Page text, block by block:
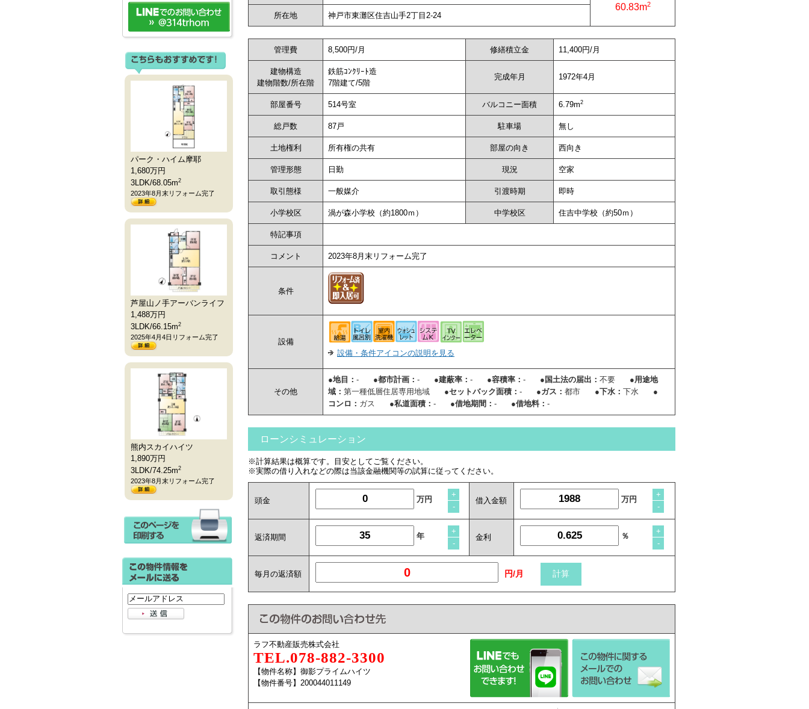
パーク・ハイム摩耶
1,680万円
3LDK/68.05m2
2023年8月末リフォーム完了
芦屋山ノ手アーバンライフ
1,488万円
3LDK/66.15m2
2025年4月4日リフォーム完了
熊内スカイハイツ
1,890万円
3LDK/74.25m2
2023年8月末リフォーム完了
60.83m2
所在地 神戸市東灘区住吉山手2丁目2-24
管理費 8,500円/月 修繕積立金 11,400円/月
建物構造
建物階数/所在階
鉄筋ｺﾝｸﾘｰﾄ造
7階建て/5階
完成年月 1972年4月
部屋番号 514号室 バルコニー面積 6.79m2
総戸数 87戸 駐車場 無し
土地権利 所有権の共有 部屋の向き 西向き
管理形態 日勤 現況 空家
取引態様 一般媒介 引渡時期 即時
小学校区 渦が森小学校（約1800ｍ） 中学校区 住吉中学校（約50ｍ）
特記事項
コメント 2023年8月末リフォーム完了
条件
設備
設備・条件アイコンの説明を見る
その他
●地目： - ●都市計画： - ●建蔽率： - ●容積率： - ●国土法の届出： 不要
●用途地
域： 第一種低層住居専用地域 ●セットバック面積： - ●ガス： 都市 ●下水： 下水
●
コンロ： ガス ●私道面積： - ●借地期間： - ●借地料： -
ローンシミュレーション
※計算結果は概算です。目安としてご覧ください。
※実際の借り入れなどの際は当該金融機関等の試算に従ってください。
頭金 万円
+
-
借入金額 万円
+
-
返済期間 年
+
-
金利 ％
+
-
毎月の返済額 円/月
ラフ不動産販売株式会社
TEL.078-882-3300
【物件名称】御影プライムハイツ
【物件番号】200044011149